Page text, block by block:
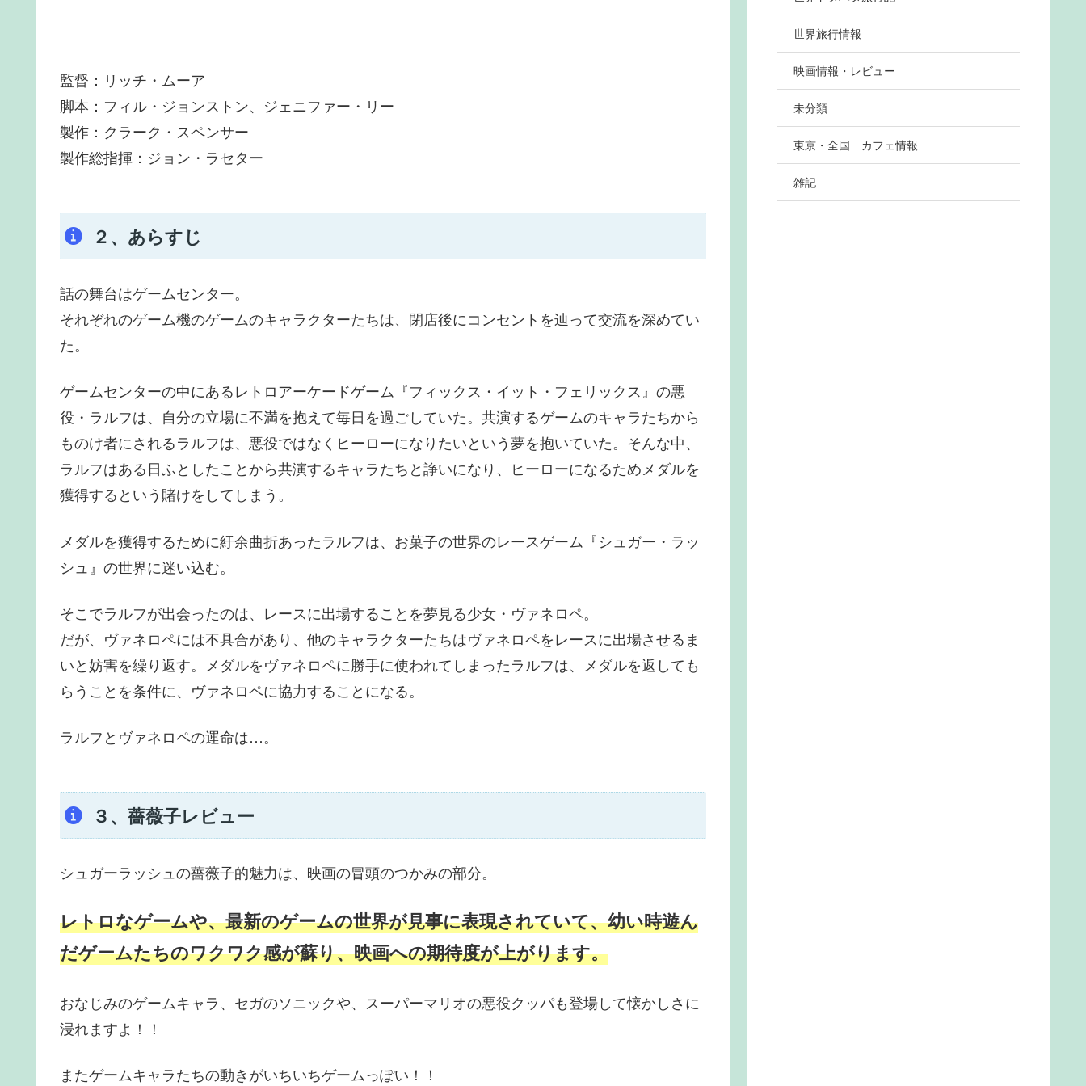
監督：リッチ・ムーア
脚本：フィル・ジョンストン、ジェニファー・リー
製作：クラーク・スペンサー
製作総指揮：ジョン・ラセター
２、あらすじ
話の舞台はゲームセンター。
それぞれのゲーム機のゲームのキャラクターたちは、閉店後にコンセントを辿って交流を深めてい
た。
ゲームセンターの中にあるレトロアーケードゲーム『フィックス・イット・フェリックス』の悪
役・ラルフは、自分の立場に不満を抱えて毎日を過ごしていた。共演するゲームのキャラたちから
ものけ者にされるラルフは、悪役ではなくヒーローになりたいという夢を抱いていた。そんな中、
ラルフはある日ふとしたことから共演するキャラたちと諍いになり、ヒーローになるためメダルを
獲得するという賭けをしてしまう。
メダルを獲得するために紆余曲折あったラルフは、お菓子の世界のレースゲーム『シュガー・ラッ
シュ』の世界に迷い込む。
そこでラルフが出会ったのは、レースに出場することを夢見る少女・ヴァネロペ。
だが、ヴァネロペには不具合があり、他のキャラクターたちはヴァネロペをレースに出場させるま
いと妨害を繰り返す。メダルをヴァネロペに勝手に使われてしまったラルフは、メダルを返しても
らうことを条件に、ヴァネロペに協力することになる。
ラルフとヴァネロペの運命は…。
３、薔薇子レビュー
シュガーラッシュの薔薇子的魅力は、映画の冒頭のつかみの部分。
レトロなゲームや、最新のゲームの世界が見事に表現されていて、幼い時遊ん
だゲームたちのワクワク感が蘇り、映画への期待度が上がります。
おなじみのゲームキャラ、セガのソニックや、スーパーマリオの悪役クッパも登場して懐かしさに
浸れますよ！！
またゲームキャラたちの動きがいちいちゲームっぽい！！
世界旅行情報
映画情報・レビュー
未分類
東京・全国 カフェ情報
雑記